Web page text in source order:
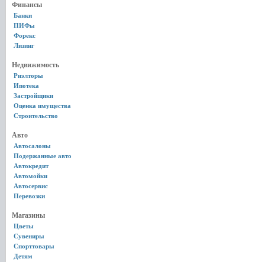
Финансы
Банки
ПИФы
Форекс
Лизинг
Недвижимость
Риэлторы
Ипотека
Застройщики
Оценка имущества
Строительство
Авто
Автосалоны
Подержанные авто
Автокредит
Автомойки
Автосервис
Перевозки
Магазины
Цветы
Сувениры
Спорттовары
Детям